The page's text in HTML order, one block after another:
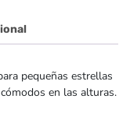
pequeñas estrellas
en las alturas.